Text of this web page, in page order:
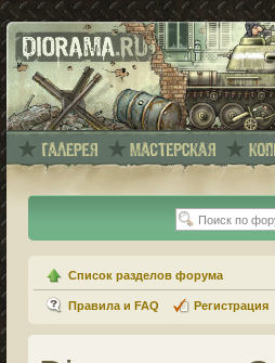
Список разделов форума
Правила и FAQ Регистрация